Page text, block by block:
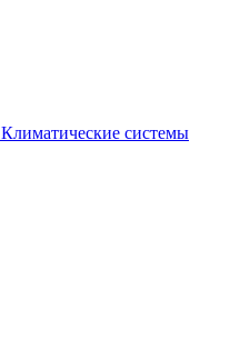
Климатические системы